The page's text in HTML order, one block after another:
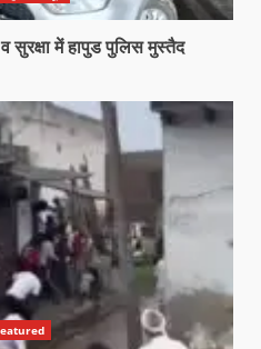
सुरक्षा में हापुड पुलिस मुस्तैद